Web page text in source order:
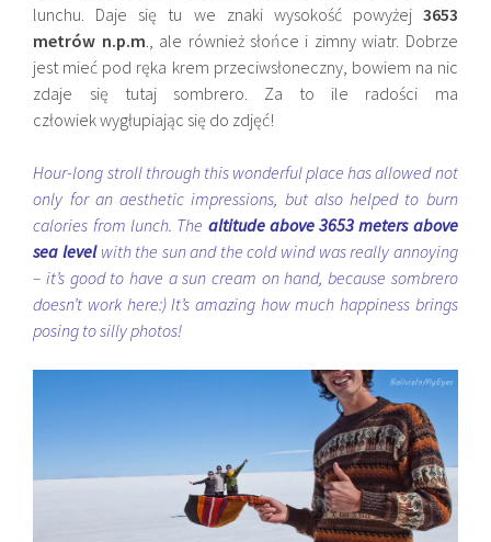
lunchu. Daje się tu we znaki wysokość powyżej 3653
metrów n.p.m ., ale również słońce i zimny wiatr. Dobrze
jest mieć pod ręka krem przeciwsłoneczny, bowiem na nic
zdaje się tutaj sombrero. Za to ile radości ma
człowiek wygłupiając się do zdjęć!
Hour-long stroll through this wonderful place has allowed not
only for an aesthetic impressions, but also helped to burn
calories from lunch. The altitude above 3653 meters above
sea level with the sun and the cold wind was really annoying
– it’s good to have a sun cream on hand, because sombrero
doesn’t work here:) It’s amazing how much happiness brings
posing to silly photos!